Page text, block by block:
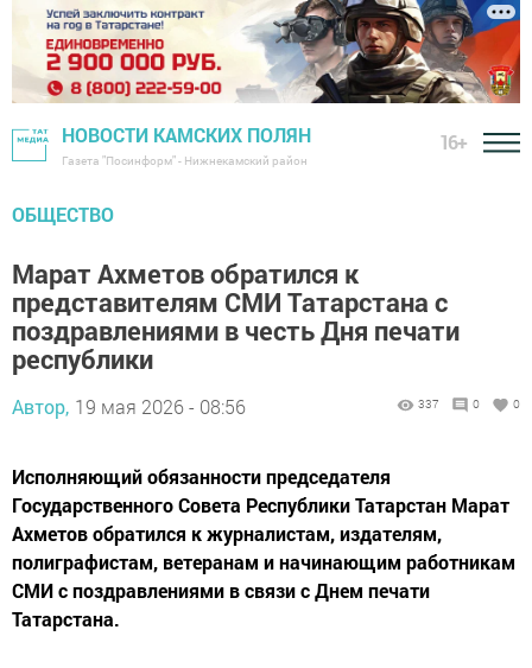
НОВОСТИ КАМСКИХ ПОЛЯН
Газета "Посинформ" - Нижнекамский район
16+
ОБЩЕСТВО
Марат Ахметов обратился к
представителям СМИ Татарстана с
поздравлениями в честь Дня печати
республики
Автор, 19 мая 2026 - 08:56 337 0 0
Исполняющий обязанности председателя
Государственного Совета Республики Татарстан Марат
Ахметов обратился к журналистам, издателям,
полиграфистам, ветеранам и начинающим работникам
СМИ с поздравлениями в связи с Днем печати
Татарстана.